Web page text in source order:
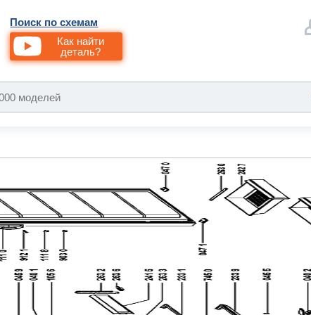
Поиск по схемам
Как найти
деталь?